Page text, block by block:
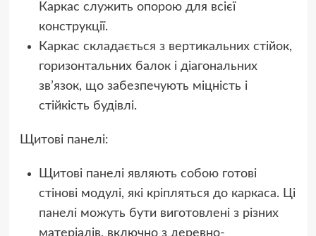
Каркас служить опорою для всієї
конструкції.
Каркас складається з вертикальних стійок,
горизонтальних балок і діагональних
зв’язок, що забезпечують міцність і
стійкість будівлі.
Щитові панелі:
Щитові панелі являють собою готові
стінові модулі, які кріпляться до каркаса. Ці
панелі можуть бути виготовлені з різних
матеріалів, включно з деревно-